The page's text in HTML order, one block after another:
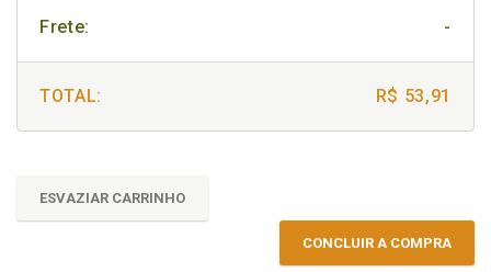
Frete: -
TOTAL: R$ 53,91
ESVAZIAR CARRINHO
CONCLUIR A COMPRA